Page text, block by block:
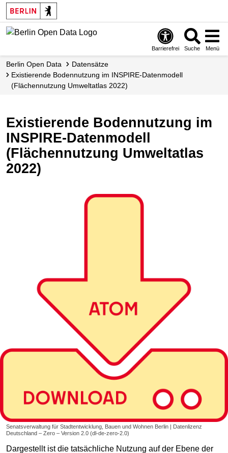
Skip
to
main
Barrierefrei Suche Menü
Berlin Open Data
Datensätze
Existierende Bodennutzung im INSPIRE-Datenmodell
(Flächennutzung Umweltatlas 2022)
Existierende Bodennutzung im
INSPIRE-Datenmodell
(Flächennutzung Umweltatlas
2022)
Senatsverwaltung für Stadtentwicklung, Bauen und Wohnen Berlin | Datenlizenz
Deutschland – Zero – Version 2.0 (dl-de-zero-2.0)
Dargestellt ist die tatsächliche Nutzung auf der Ebene der